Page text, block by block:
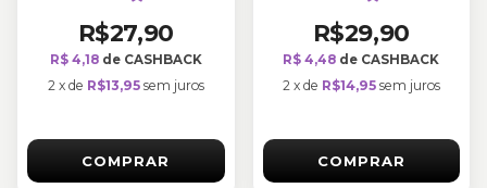
R$27,90
R$ 4,18de CASHBACK
2 x de R$13,95 sem juros
COMPRAR
R$29,90
R$ 4,48 de CASHBACK
2 x de R$14,95 sem juros
COMPRAR